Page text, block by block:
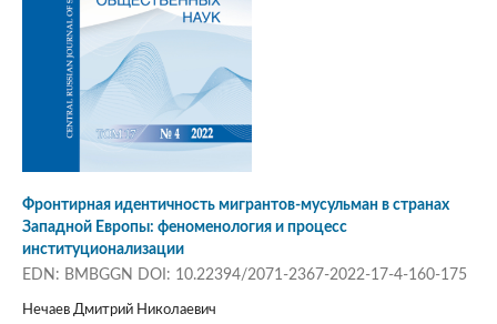
Фронтирная идентичность мигрантов-мусульман в странах
Западной Европы: феноменология и процесс
институционализации
EDN: BMBGGN DOI: 10.22394/2071-2367-2022-17-4-160-175
Нечаев Дмитрий Николаевич